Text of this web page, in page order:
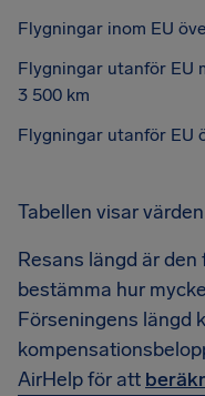
Flygningar inom EU
Flygningar utanför EU
3 500 km
Flygningar utanför EU
Tabellen visar
Resans längd är
bestämma hur
Förseningens längd
AirHelp för att